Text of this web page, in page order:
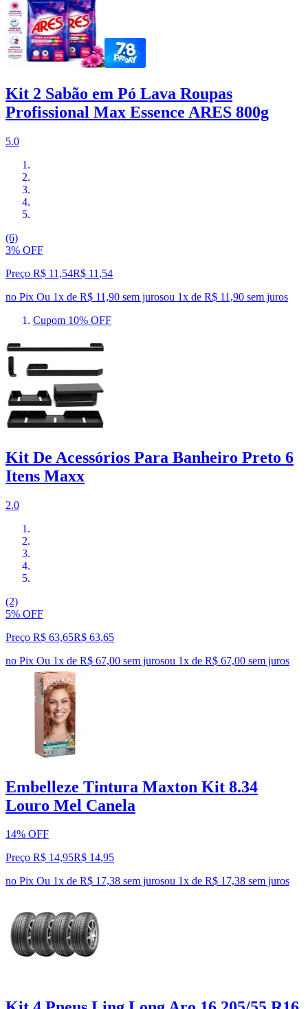
Kit 2 Sabão em Pó Lava Roupas
Profissional Max Essence ARES 800g
5.0
(6)
3% OFF
Preço R$ 11,54R$ 11 ,54
no Pix Ou 1x de R$ 11,90 sem jurosou 1x de R$ 11,90 sem juros
Cupom 10% OFF
Kit De Acessórios Para Banheiro Preto 6
Itens Maxx
2.0
(2)
5% OFF
Preço R$ 63,65R$ 63,65
no Pix Ou 1x de R$ 67,00 sem jurosou 1x de R$ 67,00 sem juros
Embelleze Tintura Maxton Kit 8.34
Louro Mel Canela
14% OFF
Preço R$ 14,95R$ 14,95
no Pix Ou 1x de R$ 17,38 sem jurosou 1x de R$ 17,38 sem juros